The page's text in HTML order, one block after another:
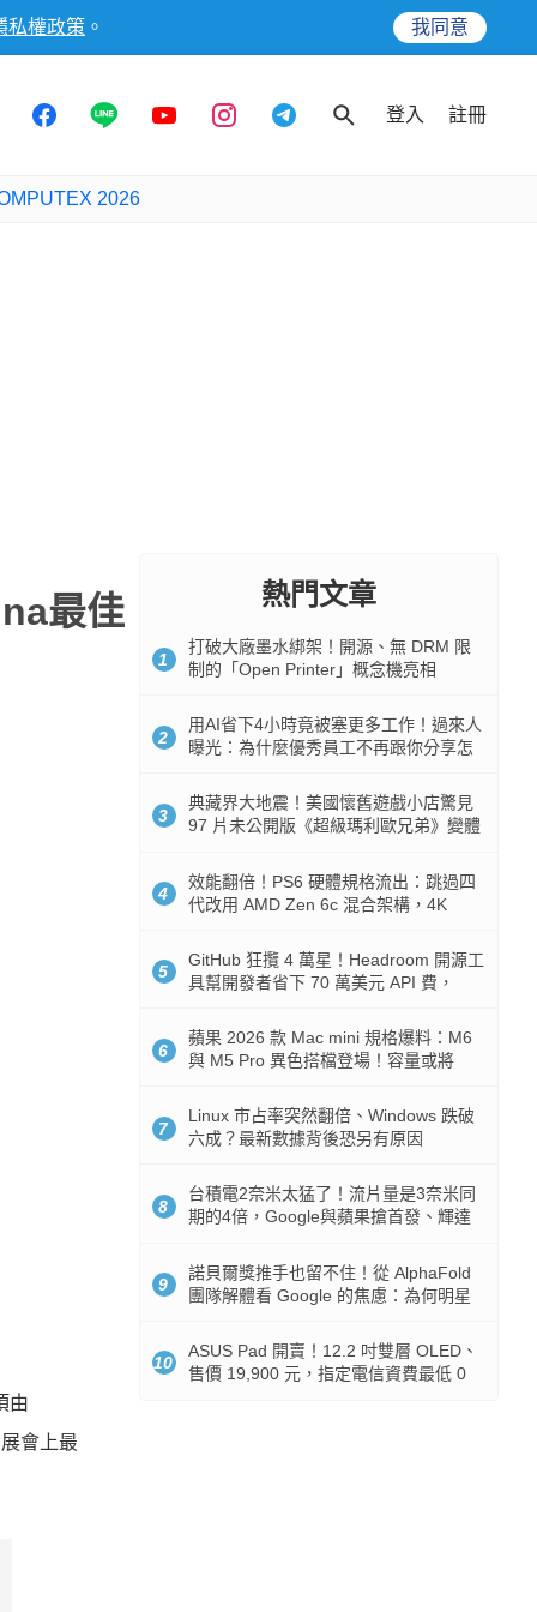
私權政策 。 我同意
登入 註冊
2026
最佳
由
會上最
熱門文章
1
打破大廠墨水綁架！開源、無 DRM 限
制的「Open Printer」概念機亮相
2
用AI省下4小時竟被塞更多工作！過來人
曝光：為什麼優秀員工不再跟你分享怎
3
典藏界大地震！美國懷舊遊戲小店驚見
97 片未公開版《超級瑪利歐兄弟》變體
4
效能翻倍！PS6 硬體規格流出：跳過四
代改用 AMD Zen 6c 混合架構，4K
5
GitHub 狂攬 4 萬星！Headroom 開源工
具幫開發者省下 70 萬美元 API 費，
6
蘋果 2026 款 Mac mini 規格爆料：M6
與 M5 Pro 異色搭檔登場！容量或將
7
Linux 市占率突然翻倍、Windows 跌破
六成？最新數據背後恐另有原因
8
台積電2奈米太猛了！流片量是3奈米同
期的4倍，Google與蘋果搶首發、輝達
9
諾貝爾獎推手也留不住！從 AlphaFold
團隊解體看 Google 的焦慮：為何明星
10
ASUS Pad 開賣！12.2 吋雙層 OLED、
售價 19,900 元，指定電信資費最低 0